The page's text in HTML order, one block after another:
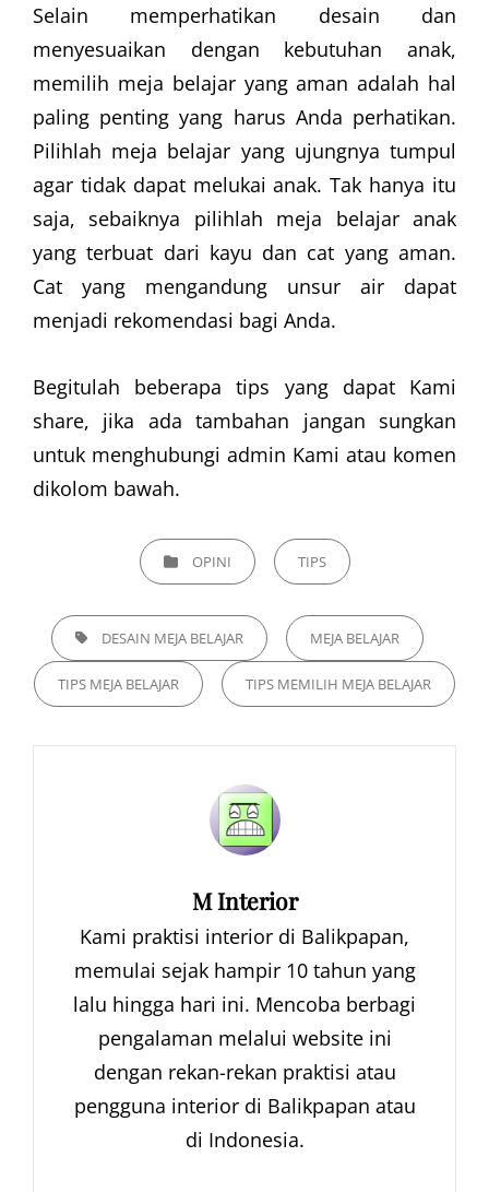
Selain memperhatikan desain dan
menyesuaikan dengan kebutuhan anak,
memilih meja belajar yang aman adalah hal
paling penting yang harus Anda perhatikan.
Pilihlah meja belajar yang ujungnya tumpul
agar tidak dapat melukai anak. Tak hanya itu
saja, sebaiknya pilihlah meja belajar anak
yang terbuat dari kayu dan cat yang aman.
Cat yang mengandung unsur air dapat
menjadi rekomendasi bagi Anda.
Begitulah beberapa tips yang dapat Kami
share, jika ada tambahan jangan sungkan
untuk menghubungi admin Kami atau komen
dikolom bawah.
CATEGORIESOPINI TIPS
TAGS, DESAIN MEJA BELAJAR MEJA BELAJAR
TIPS MEJA BELAJAR TIPS MEMILIH MEJA BELAJAR
Author:
M Interior
Kami praktisi interior di Balikpapan,
memulai sejak hampir 10 tahun yang
lalu hingga hari ini. Mencoba berbagi
pengalaman melalui website ini
dengan rekan-rekan praktisi atau
pengguna interior di Balikpapan atau
di Indonesia.